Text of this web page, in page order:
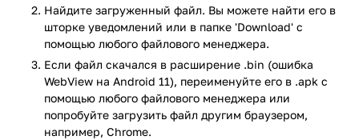
приложением SuperBeam WiFi Direct Share со своими
друзьями, зайти в настройки и сделать там некоторые
изменения (по необходимости, но в настройках вы
сможете делать любые изменения). Кроме этого, вы
можете также просмотреть историю отправленных и
полученных файлов, а также разблокировать версию PRO
всего за небольшую сумму (в этой версии больше
возможностей). Но это всё не является ключевым в
Найдите загруженный файл. Вы можете найти его в
шторке уведомлений или в папке 'Download' с
помощью любого файлового менеджера.
Если файл скачался в расширение .bin (ошибка
WebView на Android 11), переименуйте его в .apk с
помощью любого файлового менеджера или
попробуйте загрузить файл другим браузером,
например, Chrome.